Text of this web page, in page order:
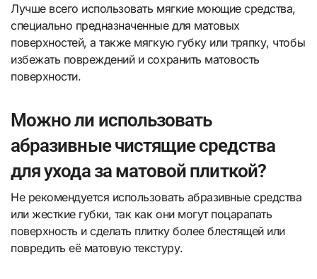
Лучше всего использовать мягкие моющие средства,
специально предназначенные для матовых
поверхностей, а также мягкую губку или тряпку, чтобы
избежать повреждений и сохранить матовость
поверхности.
Можно ли использовать
абразивные чистящие средства
для ухода за матовой плиткой?
Не рекомендуется использовать абразивные средства
или жесткие губки, так как они могут поцарапать
поверхность и сделать плитку более блестящей или
повредить её матовую текстуру.